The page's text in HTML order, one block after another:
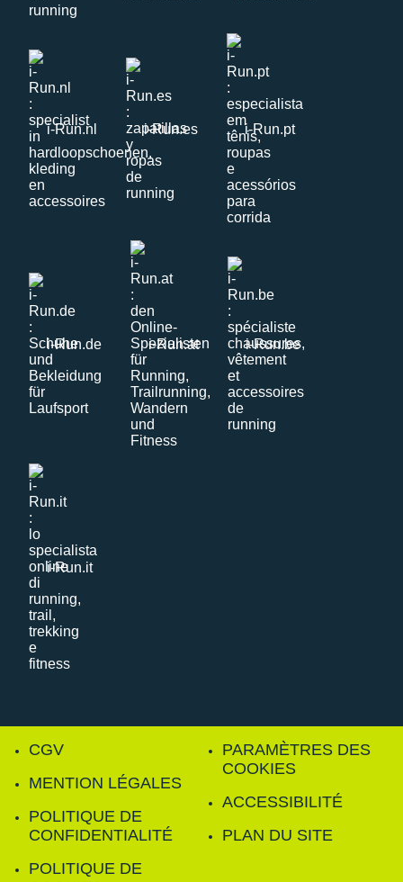
i-Run.nl i-Run.es i-Run.pt
i-Run.de i-Run.at i-Run.be
i-Run.it
CGV
MENTION LÉGALES
POLITIQUE DE
CONFIDENTIALITÉ
POLITIQUE DE
PARAMÈTRES DES
COOKIES
ACCESSIBILITÉ
PLAN DU SITE